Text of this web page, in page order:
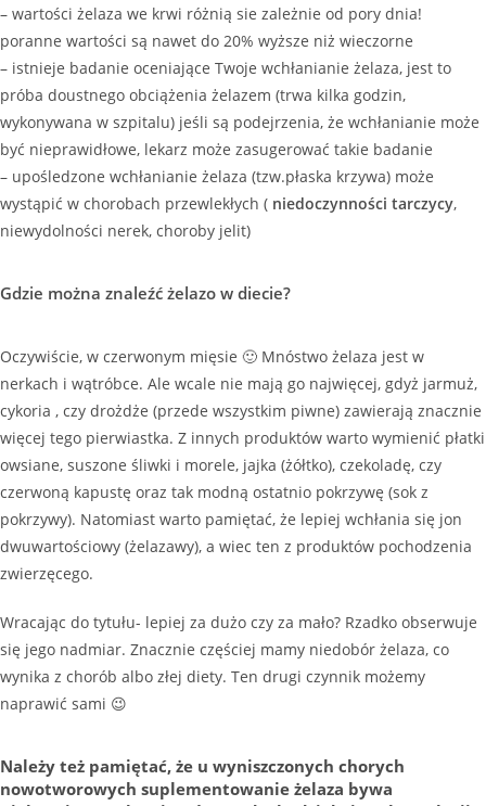
– wartości żelaza we krwi różnią sie zależnie od pory dnia!
poranne wartości są nawet do 20% wyższe niż wieczorne
– istnieje badanie oceniające Twoje wchłanianie żelaza, jest to
próba doustnego obciążenia żelazem (trwa kilka godzin,
wykonywana w szpitalu) jeśli są podejrzenia, że wchłanianie może
być nieprawidłowe, lekarz może zasugerować takie badanie
– upośledzone wchłanianie żelaza (tzw.płaska krzywa) może
wystąpić w chorobach przewlekłych ( niedoczynności tarczycy,
niewydolności nerek, choroby jelit)
Gdzie można znaleźć żelazo w diecie?
Oczywiście, w czerwonym mięsie 🙂 Mnóstwo żelaza jest w
nerkach i wątróbce. Ale wcale nie mają go najwięcej, gdyż jarmuż,
cykoria , czy drożdże (przede wszystkim piwne) zawierają znacznie
więcej tego pierwiastka. Z innych produktów warto wymienić płatki
owsiane, suszone śliwki i morele, jajka (żółtko), czekoladę, czy
czerwoną kapustę oraz tak modną ostatnio pokrzywę (sok z
pokrzywy). Natomiast warto pamiętać, że lepiej wchłania się jon
dwuwartościowy (żelazawy), a wiec ten z produktów pochodzenia
zwierzęcego.
Wracając do tytułu- lepiej za dużo czy za mało? Rzadko obserwuje
się jego nadmiar. Znacznie częściej mamy niedobór żelaza, co
wynika z chorób albo złej diety. Ten drugi czynnik możemy
naprawić sami 😉
Należy też pamiętać, że u wyniszczonych chorych
nowotworowych suplementowanie żelaza bywa